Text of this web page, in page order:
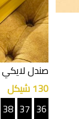
صندل لايكي
130 شيكل
36
37
38